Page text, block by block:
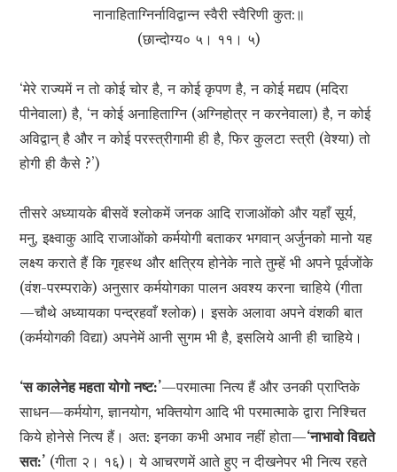
नानाहिताग्निर्नाविद्वान्न स्वैरी स्वैरिणी कुत:॥
(छान्दोग्य० ५। ११। ५)
‘मेरे राज्यमें न तो कोई चोर है, न कोई कृपण है, न कोई मद्यप (मदिरा
पीनेवाला) है, ‘न कोई अनाहिताग्नि (अग्निहोत्र न करनेवाला) है, न कोई
अविद्वान् है और न कोई परस्त्रीगामी ही है, फिर कुलटा स्त्री (वेश्या) तो
होगी ही कैसे ?’)
तीसरे अध्यायके बीसवें श्लोकमें जनक आदि राजाओंको और यहाँ सूर्य,
मनु, इक्ष्वाकु आदि राजाओंको कर्मयोगी बताकर भगवान् अर्जुनको मानो यह
लक्ष्य कराते हैं कि गृहस्थ और क्षत्रिय होनेके नाते तुम्हें भी अपने पूर्वजोंके
(वंश-परम्पराके) अनुसार कर्मयोगका पालन अवश्य करना चाहिये (गीता
—चौथे अध्यायका पन्द्रहवाँ श्लोक)। इसके अलावा अपने वंशकी बात
(कर्मयोगकी विद्या) अपनेमें आनी सुगम भी है, इसलिये आनी ही चाहिये।
‘स कालेनेह महता योगो नष्ट:’—परमात्मा नित्य हैं और उनकी प्राप्तिके
साधन—कर्मयोग, ज्ञानयोग, भक्तियोग आदि भी परमात्माके द्वारा निश्चित
किये होनेसे नित्य हैं। अत: इनका कभी अभाव नहीं होता—‘नाभावो विद्यते
सत:’ (गीता २। १६)। ये आचरणमें आते हुए न दीखनेपर भी नित्य रहते